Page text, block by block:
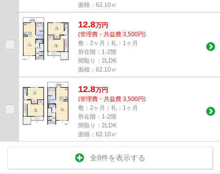
面積：62.10㎡
12.8万円
(管理費・共益費 3,500円)
敷：2ヶ月｜礼：1ヶ月
所在階：1-2階
間取り：2LDK
面積：62.10㎡
12.8万円
(管理費・共益費 3,500円)
敷：2ヶ月｜礼：1ヶ月
所在階：1-2階
間取り：2LDK
面積：62.10㎡
全8件を表示する